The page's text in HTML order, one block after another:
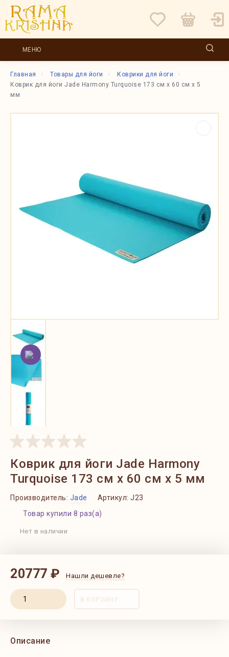
МЕНЮ
Главная Товары для йоги
Коврики для йоги
Коврик для йоги Jade Harmony Turquoise 173 см x 60 см x 5
мм
Коврик для йоги Jade Harmony
Turquoise 173 см x 60 см x 5 мм
Производитель: Jade Артикул: J23
Товар купили 8 раз(а)
Нет в наличии
20777 ₽ Нашли дешевле?
В КОРЗИНУ
Описание